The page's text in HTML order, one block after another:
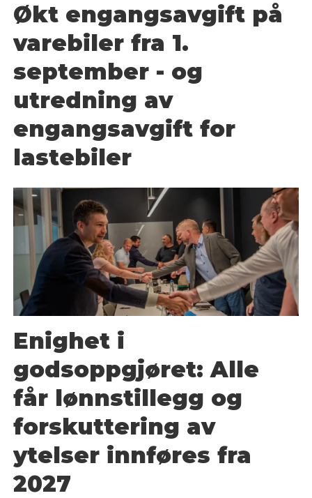
Økt engangsavgift på
varebiler fra 1.
september - og
utredning av
engangsavgift for
lastebiler
Enighet i
godsoppgjøret: Alle
får lønnstillegg og
forskuttering av
ytelser innføres fra
2027